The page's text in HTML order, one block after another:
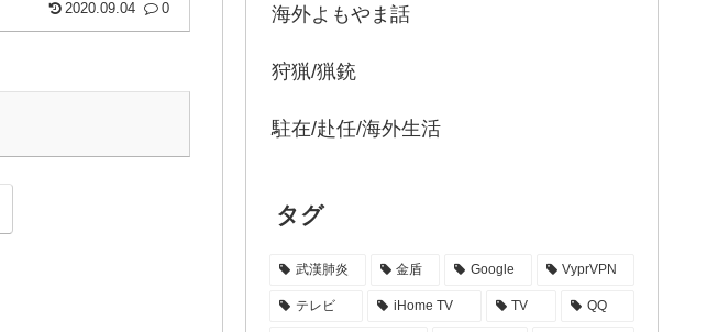
2020.09.04 0 海外よもやま話
狩猟/猟銃
駐在/赴任/海外生活
タグ
武漢肺炎 金盾 Google VyprVPN
テレビ iHome TV TV QQ